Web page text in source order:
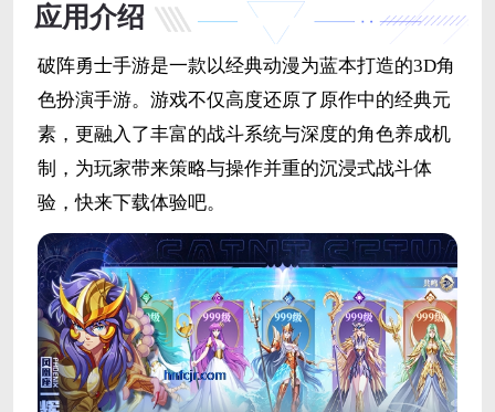
应用介绍
破阵勇士手游是一款以经典动漫为蓝本打造的3D角
色扮演手游。游戏不仅高度还原了原作中的经典元
素，更融入了丰富的战斗系统与深度的角色养成机
制，为玩家带来策略与操作并重的沉浸式战斗体
验，快来下载体验吧。